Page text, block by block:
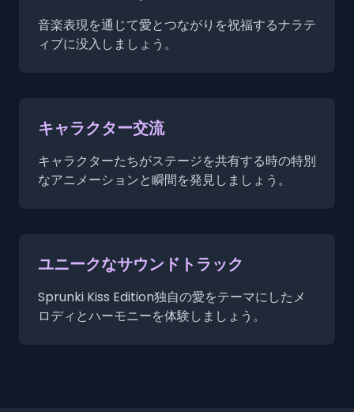
音楽表現を通じて愛とつながりを祝福するナラテ
ィブに没入しましょう。
キャラクター交流
キャラクターたちがステージを共有する時の特別
なアニメーションと瞬間を発見しましょう。
ユニークなサウンドトラック
Sprunki Kiss Edition独自の愛をテーマにしたメ
ロディとハーモニーを体験しましょう。